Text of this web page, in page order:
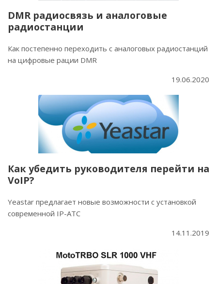
DMR радиосвязь и аналоговые
радиостанции
Как постепенно переходить с аналоговых радиостанций
на цифровые рации DMR
19.06.2020
Как убедить руководителя перейти на
VoIP?
Yeastar предлагает новые возможности с установкой
современной IP-АТС
14.11.2019